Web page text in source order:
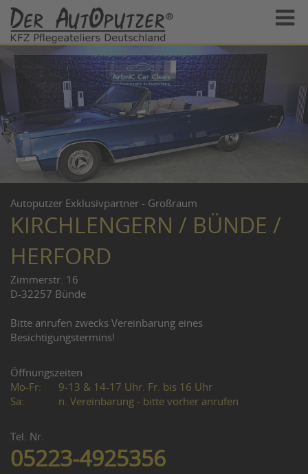
Autoputzer Exklusivpartner - Großraum
KIRCHLENGERN / BÜNDE /
HERFORD
Zimmerstr. 16
D-32257 Bünde
Bitte anrufen zwecks Vereinbarung eines
Besichtigungstermins!
Öffnungszeiten
Mo-Fr:
9-13 & 14-17 Uhr. Fr. bis 16 Uhr
Sa:
n. Vereinbarung - bitte vorher anrufen
Tel. Nr.
05223-4925356